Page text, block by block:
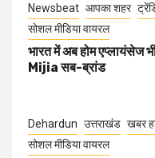
Newsbeat आपका शहर
सोशल मीडिया वायरल
भारत में अब होम एप्लायंसेज
Mijia सब-ब्रांड
Dehardun उत्तराखंड खबर
सोशल मीडिया वायरल